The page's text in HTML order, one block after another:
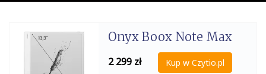
Onyx Boox Note Max
2 299 zł Kup w Czytio.pl